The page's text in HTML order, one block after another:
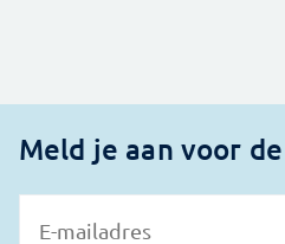
Meld je aan voor